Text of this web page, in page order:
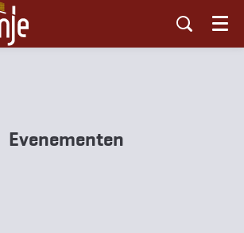
Menu
Evenementen